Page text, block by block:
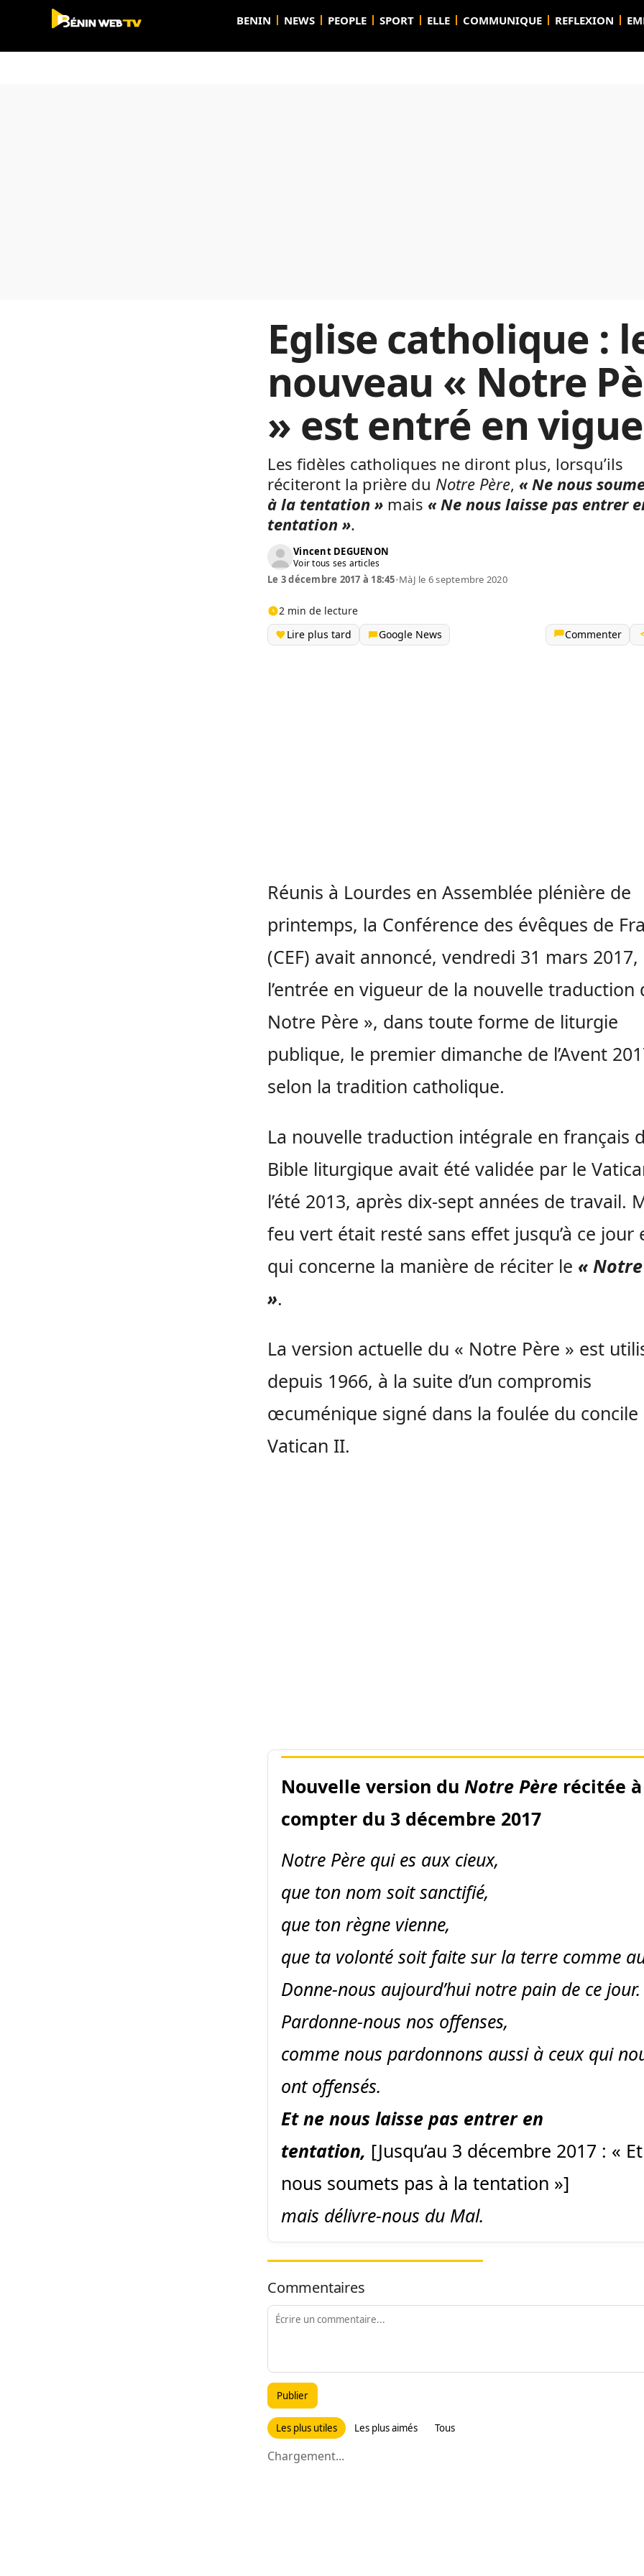
BENIN NEWS PEOPLE SPORT ELLE COMMUNIQUE REFLEXION
Eglise catholique :
nouveau « Notre
» est entré en
Les fidèles catholiques ne diront plus, lorsqu’ils
réciteront la prière du Notre Père, « Ne nous
à la tentation » mais « Ne nous laisse pas entrer
tentation ».
Vincent DEGUENON
Voir tous ses articles
Le 3 décembre 2017 à 18:45•MàJ le 6 septembre 2020
2 min de lecture
Lire plus tard
Google News Commenter
Réunis à Lourdes en Assemblée plénière de
printemps, la Conférence des évêques de
(CEF) avait annoncé, vendredi 31 mars 2017,
l’entrée en vigueur de la nouvelle traduction
Notre Père », dans toute forme de liturgie
publique, le premier dimanche de l’Avent
selon la tradition catholique.
La nouvelle traduction intégrale en français
Bible liturgique avait été validée par le
l’été 2013, après dix-sept années de travail.
feu vert était resté sans effet jusqu’à ce jour
qui concerne la manière de réciter le «
».
La version actuelle du « Notre Père » est
depuis 1966, à la suite d’un compromis
œcuménique signé dans la foulée du concile
Vatican II.
Nouvelle version du Notre Père récitée à
compter du 3 décembre 2017
Notre Père qui es aux cieux,
que ton nom soit sanctifié,
que ton règne vienne,
que ta volonté soit faite sur la terre comme
Donne-nous aujourd’hui notre pain de ce jour.
Pardonne-nous nos offenses,
comme nous pardonnons aussi à ceux qui
ont offensés.
Et ne nous laisse pas entrer en
tentation, [Jusqu’au 3 décembre 2017 : «
nous soumets pas à la tentation »]
mais délivre-nous du Mal.
Commentaires
Publier
Les plus utiles Les plus aimés Tous
Chargement...